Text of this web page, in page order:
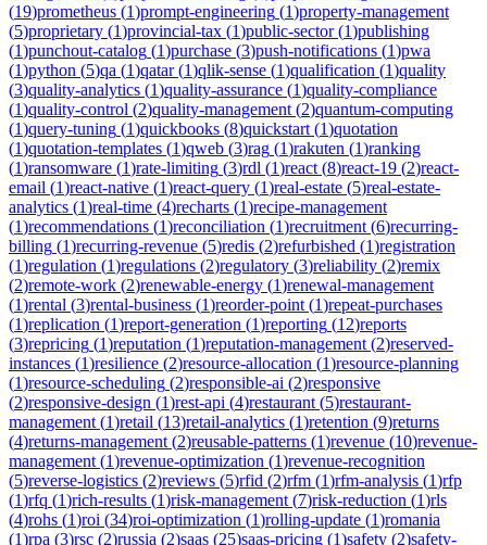
(19)prometheus (1)prompt-engineering (1)property-management
(5)proprietary (1)provincial-tax (1)public-sector(1)publishing
(1)punchout-catalog (1)purchase (3)push-notifications (1)pwa
(1)python (5)qa (1)qatar(1)qlik-sense (1)qualification (1)quality
(3)quality-analytics (1)quality-assurance (1)quality-compliance
(1)quality-control (2)quality-management (2)quantum-computing
(1)query-tuning (1)quickbooks (8)quickstart (1)quotation
(1)quotation-templates (1)qweb (3)rag (1)rakuten (1)ranking
(1)ransomware (1)rate-limiting (3)rdl (1)react (8)react-19 (2)react-
email (1)react-native (1)react-query (1)real-estate (5)real-estate-
analytics (1)real-time (4)recharts (1)recipe-management
(1)recommendations (1)reconciliation (1)recruitment (6)recurring-
billing (1)recurring-revenue (5)redis (2)refurbished (1)registration
(1)regulation (1)regulations (2)regulatory (3)reliability (2)remix
(2)remote-work (2)renewable-energy (1)renewal-management
(1)rental (3)rental-business (1)reorder-point (1)repeat-purchases
(1)replication (1)report-generation (1)reporting (12)reports
(3)repricing (1)reputation (1)reputation-management (2)reserved-
instances (1)resilience (2)resource-allocation (1)resource-planning
(1)resource-scheduling (2)responsible-ai (2)responsive
(2)responsive-design (1)rest-api (4)restaurant (5)restaurant-
management (1)retail (13)retail-analytics (1)retention (9)returns
(4)returns-management (2)reusable-patterns (1)revenue (10)revenue-
management (1)revenue-optimization (1)revenue-recognition
(5)reverse-logistics (2)reviews (5)rfid (2)rfm (1)rfm-analysis (1)rfp
(1)rfq (1)rich-results (1)risk-management (7)risk-reduction (1)rls
(4)rohs (1)roi (34)roi-optimization (1)rolling-update (1)romania
(1)rpa (3)rsc (2)russia (2)saas (25)saas-pricing (1)safety (2)safety-